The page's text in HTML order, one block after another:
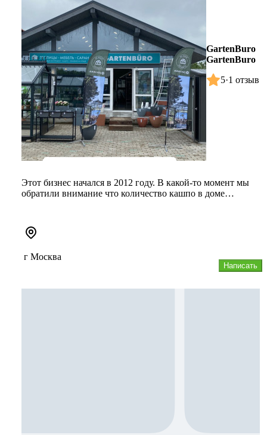
GartenBuro
GartenBuro
5·1 отзыв
Этот бизнес начался в 2012 году. В какой-то момент мы
обратили внимание что количество кашпо в доме
Написать
г Москва